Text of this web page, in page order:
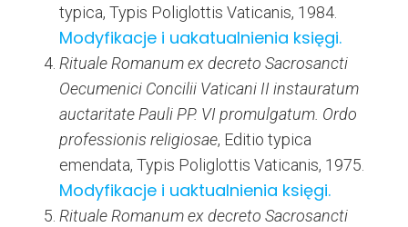
typica, Typis Poliglottis Vaticanis, 1984.
Modyfikacje i uakatualnienia księgi.
Rituale Romanum ex decreto Sacrosancti
Oecumenici Concilii Vaticani II instauratum
auctaritate Pauli PP. VI promulgatum. Ordo
professionis religiosae, Editio typica
emendata, Typis Poliglottis Vaticanis, 1975.
Modyfikacje i uaktualnienia księgi.
Rituale Romanum ex decreto Sacrosancti